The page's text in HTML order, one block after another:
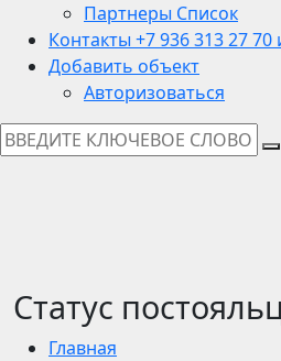
Партнеры Список
Контакты +7 936 313 27 70
Добавить объект
Авторизоваться
Статус
Главная